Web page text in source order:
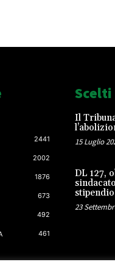
2441
2002
1876
673
492
461
Il
15 Luglio
DL 127,
23